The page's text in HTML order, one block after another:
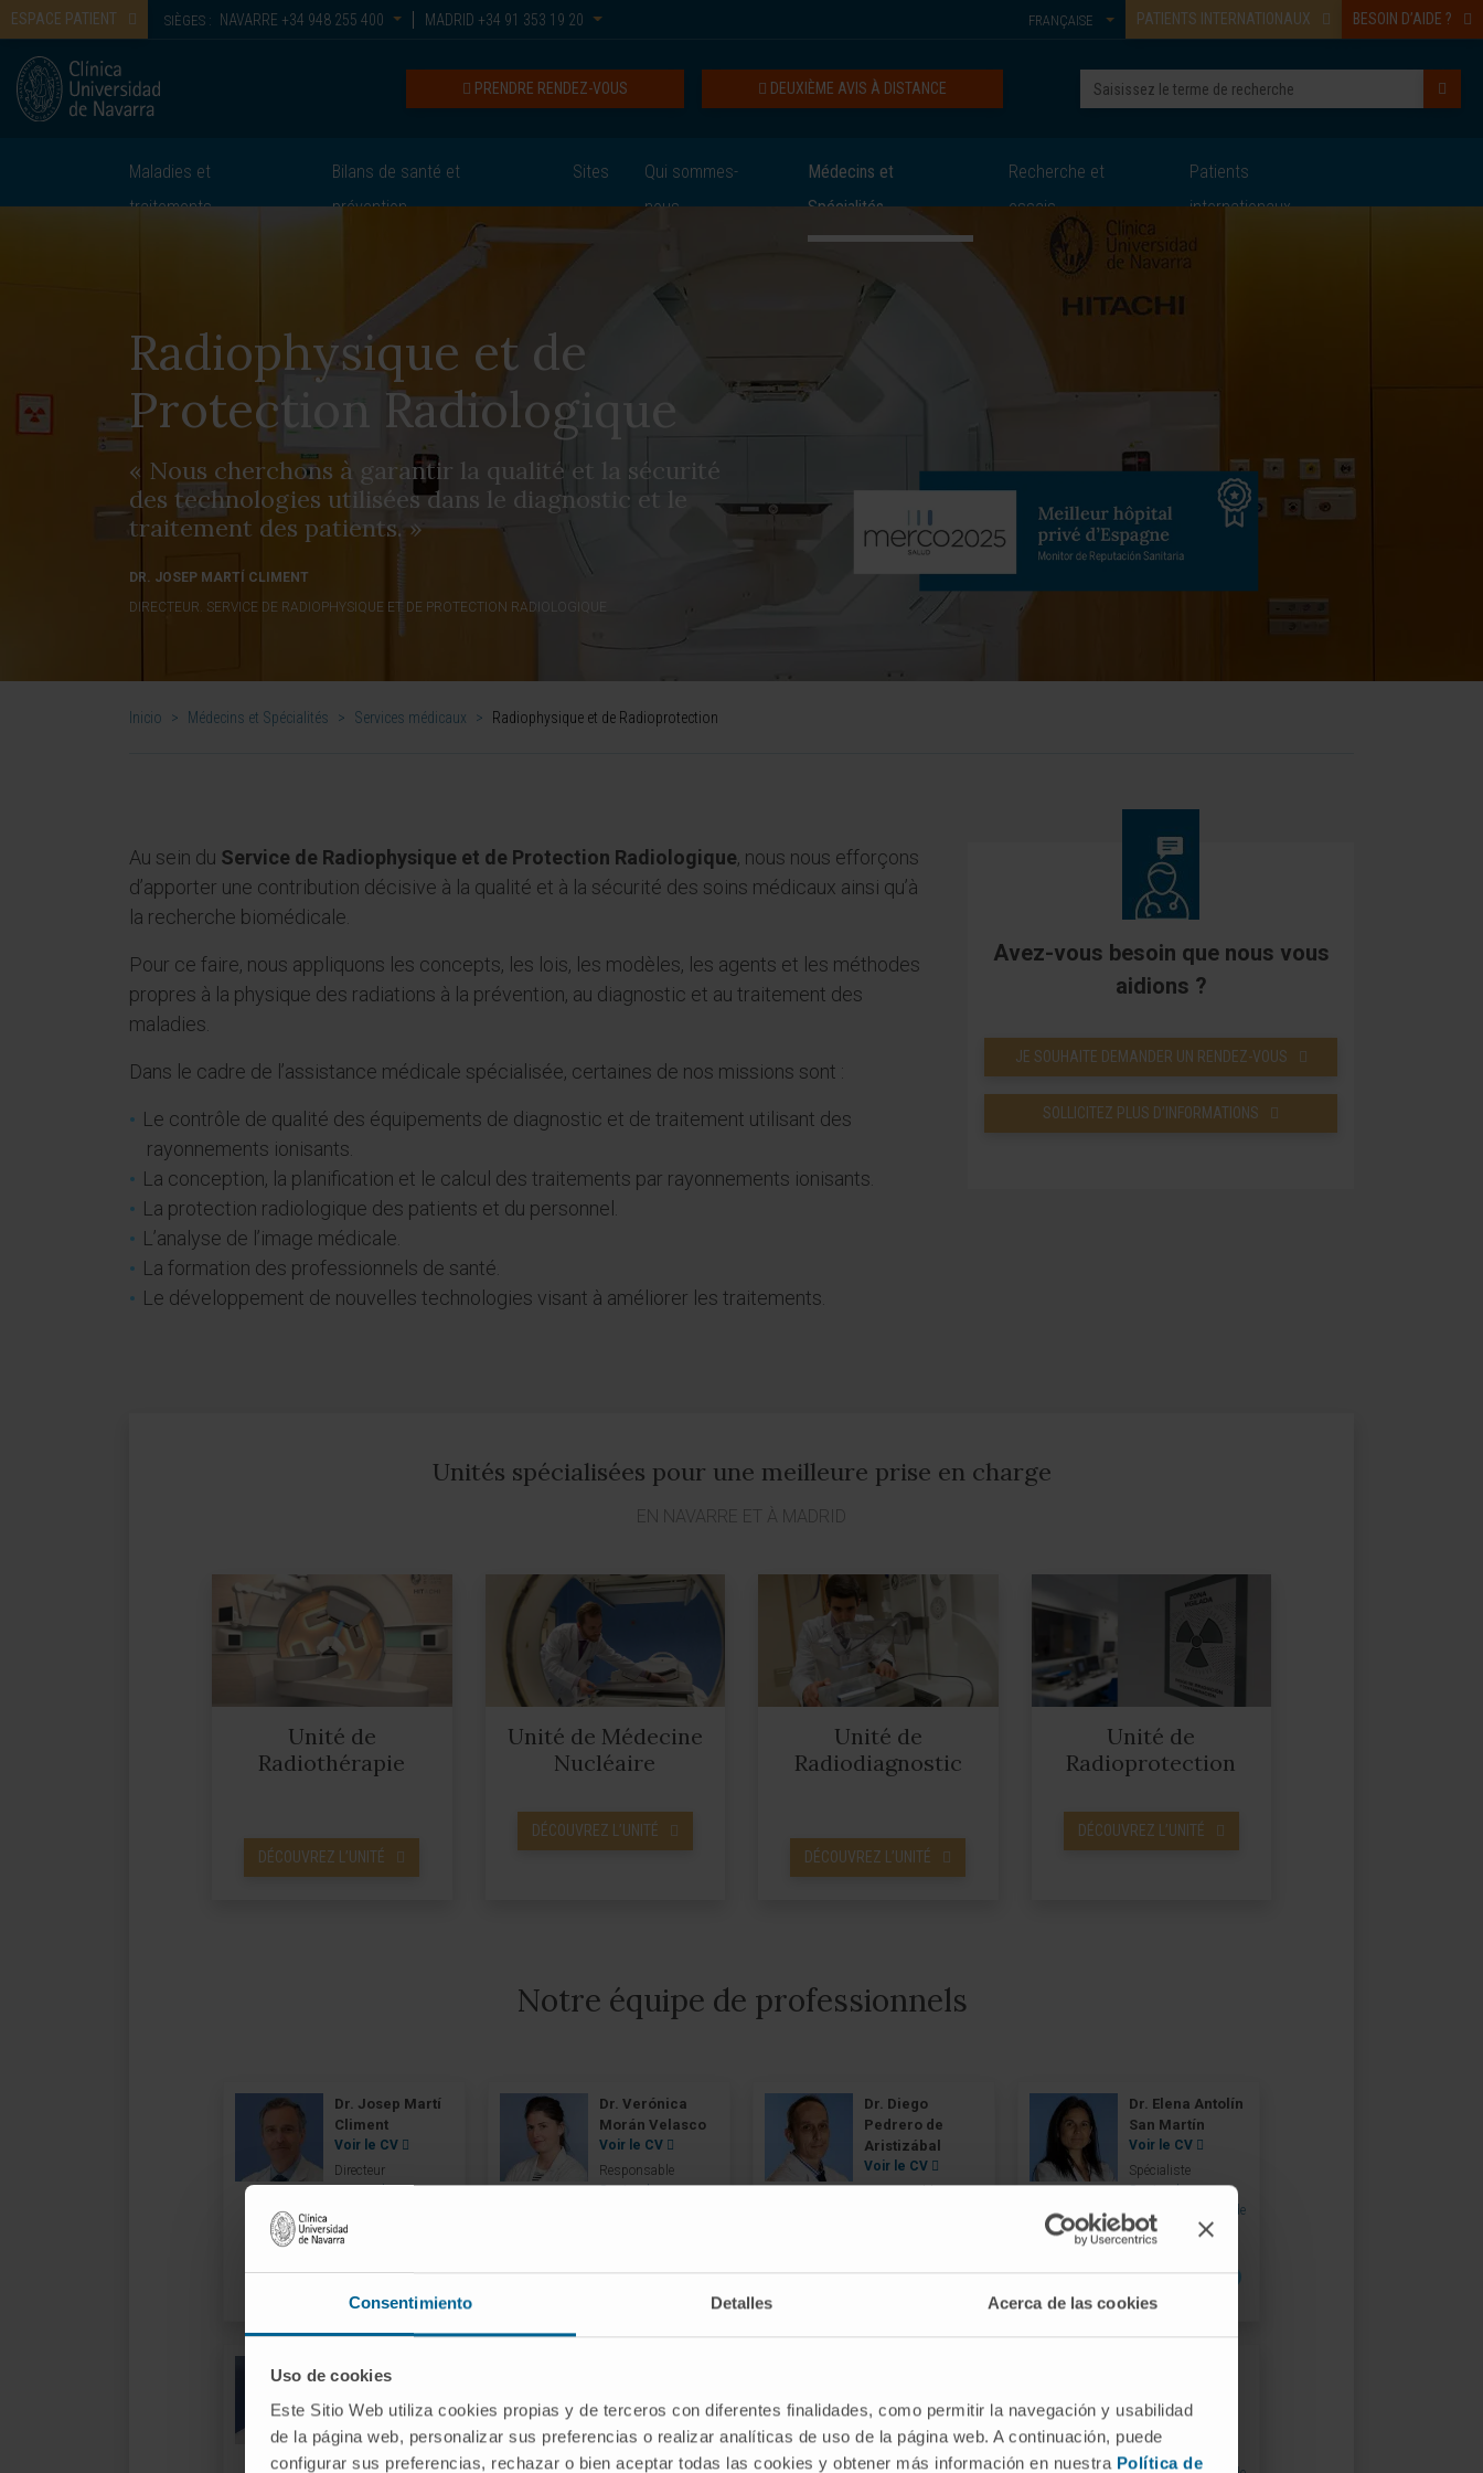
Consentimiento Detalles Acerca de las cookies
Uso de cookies
Este Sitio Web utiliza cookies propias y de terceros con diferentes finalidades, como permitir la navegación y usabilidad
de la página web, personalizar sus preferencias o realizar analíticas de uso de la página web. A continuación, puede
configurar sus preferencias, rechazar o bien aceptar todas las cookies y obtener más información en nuestra Política de
ESPACE PATIENT SIÈGES : NAVARRE +34 948 255 400 MADRID +34 91 353 19 20 PATIENTS INTERNATIONAUX BESOIN D’AIDE ?
FRANÇAISE
DEUXIÈME AVIS À DISTANCE
PRENDRE RENDEZ-VOUS
Maladies et
traitements
Bilans de santé et
prévention
Sites
Qui sommes-
nous
Médecins et
Spécialités
Recherche et
essais
Patients
internationaux
Radiophysique et de
Protection Radiologique
« Nous cherchons à garantir la qualité et la sécurité
des technologies utilisées dans le diagnostic et le
traitement des patients. »
DR. JOSEP MARTÍ CLIMENT
DIRECTEUR. SERVICE DE RADIOPHYSIQUE ET DE PROTECTION RADIOLOGIQUE
Inicio > Médecins et Spécialités > Services médicaux > Radiophysique et de Radioprotection
Au sein du Service de Radiophysique et de Protection Radiologique, nous nous efforçons
d’apporter une contribution décisive à la qualité et à la sécurité des soins médicaux ainsi qu’à
la recherche biomédicale.
Pour ce faire, nous appliquons les concepts, les lois, les modèles, les agents et les méthodes
propres à la physique des radiations à la prévention, au diagnostic et au traitement des
maladies.
Dans le cadre de l’assistance médicale spécialisée, certaines de nos missions sont :
Le contrôle de qualité des équipements de diagnostic et de traitement utilisant des
rayonnements ionisants.
La conception, la planification et le calcul des traitements par rayonnements ionisants.
La protection radiologique des patients et du personnel.
L’analyse de l’image médicale.
La formation des professionnels de santé.
Le développement de nouvelles technologies visant à améliorer les traitements.
Avez-vous besoin que nous vous
aidions ?
JE SOUHAITE DEMANDER UN RENDEZ-VOUS
SOLLICITEZ PLUS D’INFORMATIONS
Unités spécialisées pour une meilleure prise en charge
EN NAVARRE ET À MADRID
Unité de
Radiothérapie
DÉCOUVREZ L’UNITÉ
Unité de Médecine
Nucléaire
DÉCOUVREZ L’UNITÉ
Unité de
Radiodiagnostic
DÉCOUVREZ L’UNITÉ
Unité de
Radioprotection
DÉCOUVREZ L’UNITÉ
Notre équipe de professionnels
Dr. Josep Martí
Climent
Voir le CV
Directeur
Service de
Protection
Radiologique
Siège de
Pampelune
Dr. Verónica
Morán Velasco
Voir le CV
Responsable
Service de
Siège de Madrid
Dr. Diego
Pedrero de
Aristizábal
Voir le CV
Responsable
Radiologique
Dr. Elena Antolín
San Martín
Voir le CV
Spécialiste
Service de
Radiophysique et de
Protection
Radiologique
Siège de Madrid
Dr. Diego
Azcona
Armendáriz
Voir le CV
Fernández
Voir le CV
Voir le CV
Spécialiste
Voir le CV
Spécialiste
Service de